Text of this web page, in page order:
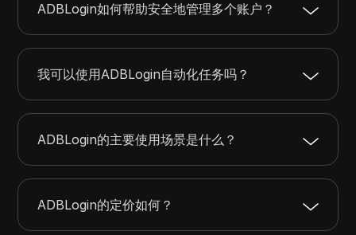
ADBLogin如何帮助安全地管理多个账户？
我可以使用ADBLogin自动化任务吗？
ADBLogin的主要使用场景是什么？
ADBLogin的定价如何？